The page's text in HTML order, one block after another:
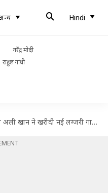
Hindi
नरेंद्र मोदी
राहुल गांधी
खान ने खरीदी नई लग्जरी गाड़ी, जानिए इसकी कीमत